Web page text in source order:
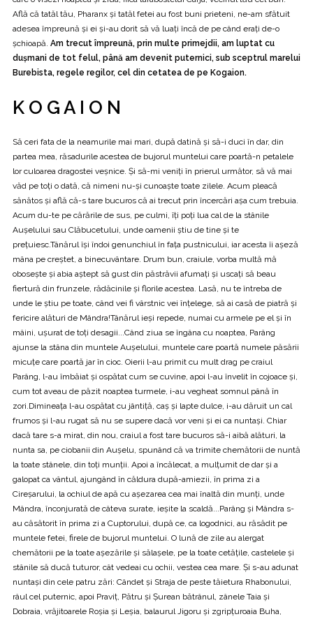
Află că tatăl tău, Pharanx și tatăl fetei au fost buni prieteni, ne-am sfătuit
adesea împreună și ei și-au dorit să vă luați încă de pe când erați de-o
șchioapă. Am trecut împreună, prin multe primejdii, am luptat cu
dușmani de tot felul, până am devenit puternici, sub sceptrul marelui
Burebista, regele regilor, cel din cetatea de pe Kogaion.
K O G A I O N
Să ceri fata de la neamurile mai mari, după datină și să-i duci în dar, din
partea mea, răsadurile acestea de bujorul muntelui care poartă-n petalele
lor culoarea dragostei veșnice. Și să-mi veniți în prierul următor, să vă mai
văd pe toți o dată, că nimeni nu-și cunoaște toate zilele. Acum pleacă
sănătos și află că-s tare bucuros că ai trecut prin încercări așa cum trebuia.
Acum du-te pe cărările de sus, pe culmi, îți poți lua cal de la stânile
Aușelului sau Clăbucetului, unde oamenii știu de tine și te
prețuiesc.Tânărul își îndoi genunchiul în fața pustnicului, iar acesta îi așeză
mâna pe creștet, a binecuvântare. Drum bun, craiule, vorba multă mă
obosește și abia aștept să gust din păstrăvii afumați și uscați să beau
fiertură din frunzele, rădăcinile și florile acestea. Lasă, nu te întreba de
unde le știu pe toate, când vei fi vârstnic vei înțelege, să ai casă de piatră și
fericire alături de Mândra!Tânărul ieși repede, numai cu armele pe el şi în
mâini, uşurat de toți desagii...Când ziua se îngâna cu noaptea, Parâng
ajunse la stâna din muntele Aușelului, muntele care poartă numele păsării
micuțe care poartă jar în cioc. Oierii l-au primit cu mult drag pe craiul
Parâng, l-au îmbăiat și ospătat cum se cuvine, apoi l-au învelit în cojoace și,
cum tot aveau de păzit noaptea turmele, i-au vegheat somnul până în
zori.Dimineața l-au ospătat cu jântiță, caș și lapte dulce, i-au dăruit un cal
frumos și l-au rugat să nu se supere dacă vor veni și ei ca nuntași. Chiar
dacă tare s-a mirat, din nou, craiul a fost tare bucuros să-i aibă alături, la
nunta sa, pe ciobanii din Aușelu, spunând că va trimite chemătorii de nuntă
la toate stânele, din toți munții. Apoi a încălecat, a mulțumit de dar și a
galopat ca vântul, ajungând în căldura după-amiezii, în prima zi a
Cireșarului, la ochiul de apă cu așezarea cea mai înaltă din munți, unde
Mândra, înconjurată de câteva surate, ieșite la scaldă...Parâng şi Mândra s-
au căsătorit în prima zi a Cuptorului, după ce, ca logodnici, au răsădit pe
muntele fetei, firele de bujorul muntelui. O lună de zile au alergat
chemătorii pe la toate așezările și sălașele, pe la toate cetățile, castelele și
stânile să ducă tuturor, cât vedeai cu ochii, vestea cea mare. Și s-au adunat
nuntași din cele patru zări: Cândet și Straja de peste tăietura Rhabonului,
râul cel puternic, apoi Praviț, Pătru și Șurean bătrânul, zânele Taia și
Dobraia, vrăjitoarele Roșia și Leșia, balaurul Jigoru și zgripțuroaia Buha,